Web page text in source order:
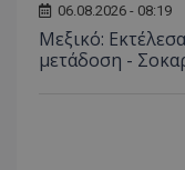
06.08.2026 - 08:19
Μεξικό:
μετάδοση -